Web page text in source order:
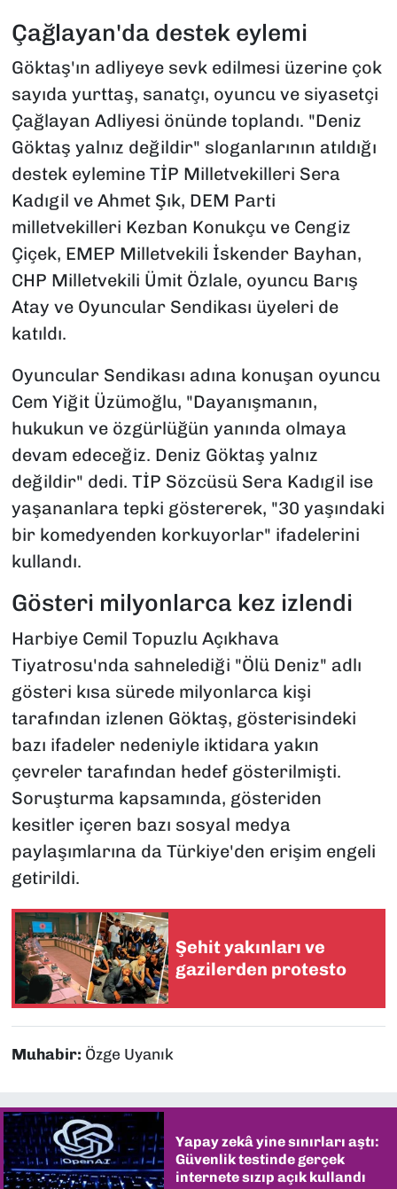
Çağlayan'da destek eylemi
Göktaş'ın adliyeye sevk edilmesi üzerine çok
sayıda yurttaş, sanatçı, oyuncu ve siyasetçi
Çağlayan Adliyesi önünde toplandı. "Deniz
Göktaş yalnız değildir" sloganlarının atıldığı
destek eylemine TİP Milletvekilleri Sera
Kadıgil ve Ahmet Şık, DEM Parti
milletvekilleri Kezban Konukçu ve Cengiz
Çiçek, EMEP Milletvekili İskender Bayhan,
CHP Milletvekili Ümit Özlale, oyuncu Barış
Atay ve Oyuncular Sendikası üyeleri de
katıldı.
Oyuncular Sendikası adına konuşan oyuncu
Cem Yiğit Üzümoğlu, "Dayanışmanın,
hukukun ve özgürlüğün yanında olmaya
devam edeceğiz. Deniz Göktaş yalnız
değildir" dedi. TİP Sözcüsü Sera Kadıgil ise
yaşananlara tepki göstererek, "30 yaşındaki
bir komedyenden korkuyorlar" ifadelerini
kullandı.
Gösteri milyonlarca kez izlendi
Harbiye Cemil Topuzlu Açıkhava
Tiyatrosu'nda sahnelediği "Ölü Deniz" adlı
gösteri kısa sürede milyonlarca kişi
tarafından izlenen Göktaş, gösterisindeki
bazı ifadeler nedeniyle iktidara yakın
çevreler tarafından hedef gösterilmişti.
Soruşturma kapsamında, gösteriden
kesitler içeren bazı sosyal medya
paylaşımlarına da Türkiye'den erişim engeli
getirildi.
Şehit yakınları ve
gazilerden protesto
Muhabir: Özge Uyanık
Yapay zekâ yine sınırları aştı:
Güvenlik testinde gerçek
internete sızıp açık kullandı